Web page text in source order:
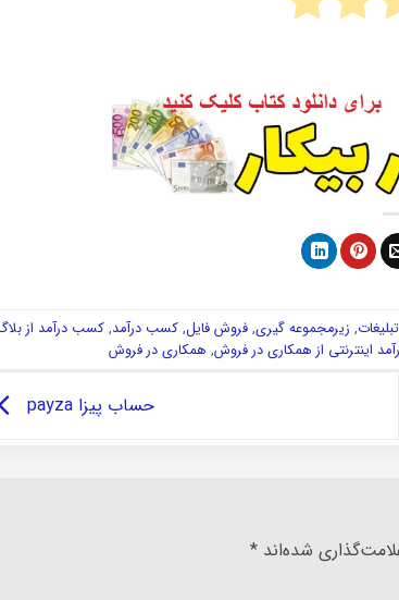
, زیرمجموعه گیری, فروش فایل, کسب درآمد, کسب درآمد از
اینترنتی از همکاری در فروش, همکاری در فروش
حساب پیزا payza
شده‌اند *